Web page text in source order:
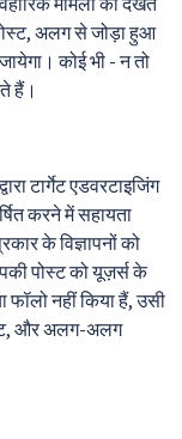
अलग से जोड़ा हुआ
कोई भी - न तो
हैं।
टार्गेट एडवरटाइजिंग
करने में सहायता
के विज्ञापनों को
पोस्ट को यूज़र्स के
फॉलो नहीं किया हैं, उसी
और अलग-अलग